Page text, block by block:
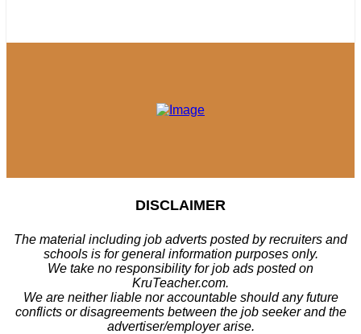
DISCLAIMER
The material including job adverts posted by recruiters and
schools is for general information purposes only.
We take no responsibility for job ads posted on
KruTeacher.com.
We are neither liable nor accountable should any future
conflicts or disagreements between the job seeker and the
advertiser/employer arise.